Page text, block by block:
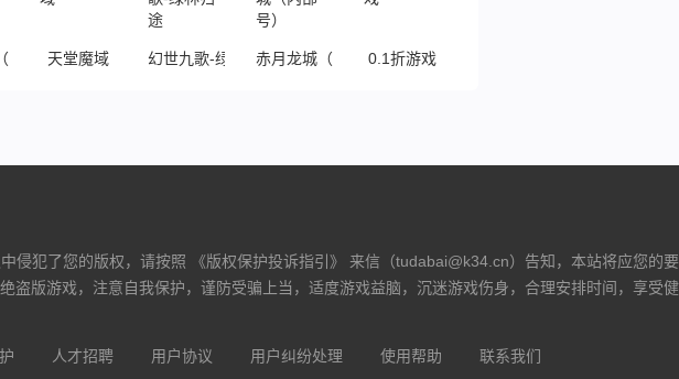
0.1折传奇）
天堂魔域 幻世九歌-绿林归途赤月龙城（内部号）0.1折游戏
侵犯了您的版权，请按照 《版权保护投诉指引》 来信（tudabai@k34.cn）告知，本站将应您的
盗版游戏，注意自我保护，谨防受骗上当，适度游戏益脑，沉迷游戏伤身，合理安排时间，享受
人才招聘 用户协议 用户纠纷处理 使用帮助 联系我们